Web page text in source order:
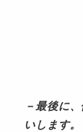
－最後に
いします。